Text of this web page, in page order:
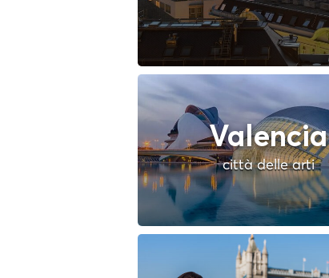
Valencia
città delle arti